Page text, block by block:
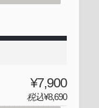
¥7,900
税込¥8,690